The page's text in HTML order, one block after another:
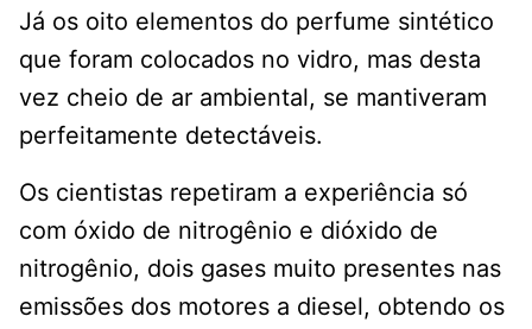
Já os oito elementos do perfume sintético
que foram colocados no vidro, mas desta
vez cheio de ar ambiental, se mantiveram
perfeitamente detectáveis.
Os cientistas repetiram a experiência só
com óxido de nitrogênio e dióxido de
nitrogênio, dois gases muito presentes nas
emissões dos motores a diesel, obtendo os